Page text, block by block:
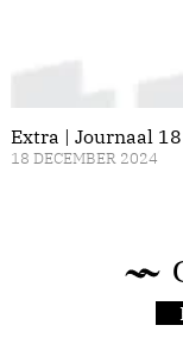
Extra | Journaal
18 DECEMBER 2024